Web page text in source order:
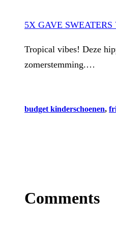
5X GAVE SWEATERS
Tropical vibes! Deze
zomerstemming.…
budget kinderschoenen,
Comments